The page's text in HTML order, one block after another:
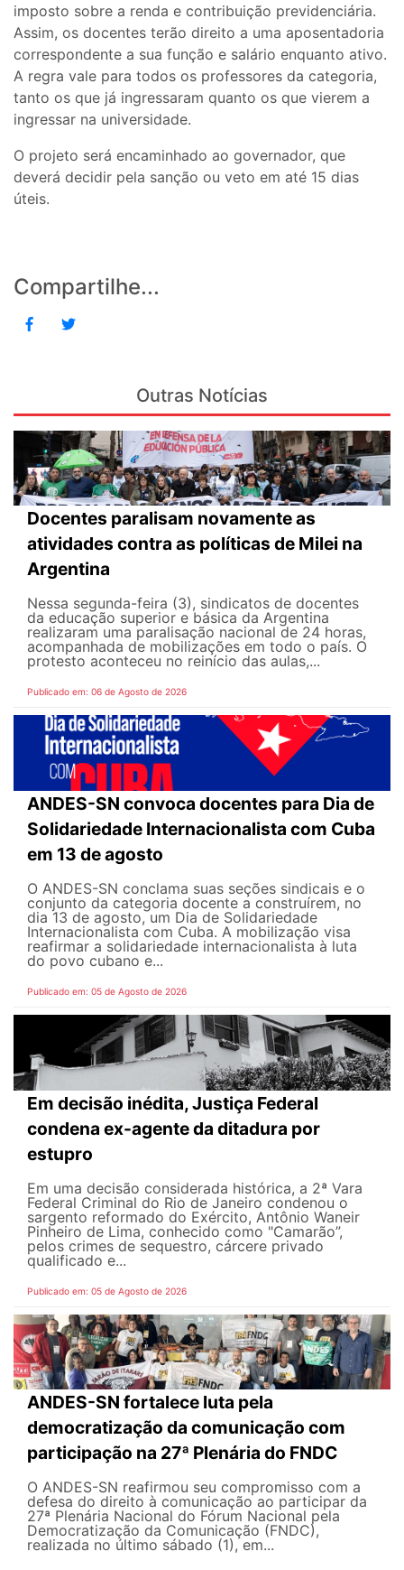
imposto sobre a renda e contribuição previdenciária.
Assim, os docentes terão direito a uma aposentadoria
correspondente a sua função e salário enquanto ativo.
A regra vale para todos os professores da categoria,
tanto os que já ingressaram quanto os que vierem a
ingressar na universidade.
O projeto será encaminhado ao governador, que
deverá decidir pela sanção ou veto em até 15 dias
úteis.
Compartilhe...
Outras Notícias
Docentes paralisam novamente as
atividades contra as políticas de Milei na
Argentina
Nessa segunda-feira (3), sindicatos de docentes
da educação superior e básica da Argentina
realizaram uma paralisação nacional de 24 horas,
acompanhada de mobilizações em todo o país. O
protesto aconteceu no reinício das aulas,...
Publicado em: 06 de Agosto de 2026
ANDES-SN convoca docentes para Dia de
Solidariedade Internacionalista com Cuba
em 13 de agosto
O ANDES-SN conclama suas seções sindicais e o
conjunto da categoria docente a construírem, no
dia 13 de agosto, um Dia de Solidariedade
Internacionalista com Cuba. A mobilização visa
reafirmar a solidariedade internacionalista à luta
do povo cubano e...
Publicado em: 05 de Agosto de 2026
Em decisão inédita, Justiça Federal
condena ex-agente da ditadura por
estupro
Em uma decisão considerada histórica, a 2ª Vara
Federal Criminal do Rio de Janeiro condenou o
sargento reformado do Exército, Antônio Waneir
Pinheiro de Lima, conhecido como "Camarão”,
pelos crimes de sequestro, cárcere privado
qualificado e...
Publicado em: 05 de Agosto de 2026
ANDES-SN fortalece luta pela
democratização da comunicação com
participação na 27ª Plenária do FNDC
O ANDES-SN reafirmou seu compromisso com a
defesa do direito à comunicação ao participar da
27ª Plenária Nacional do Fórum Nacional pela
Democratização da Comunicação (FNDC),
realizada no último sábado (1), em...